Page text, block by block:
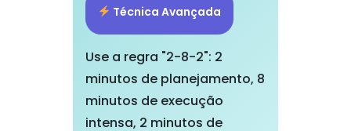
Técnica Avançada
Use a regra "2-8-2": 2
minutos de planejamento, 8
minutos de execução
intensa, 2 minutos de